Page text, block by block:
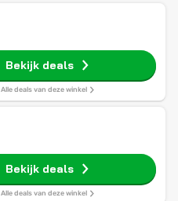
Bekijk deals
Alle deals van deze winkel
Bekijk deals
Alle deals van deze winkel